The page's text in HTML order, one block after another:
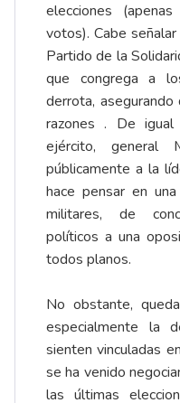
elecciones
votos). Cabe
Partido de la
que congrega a
derrota,
razones . De
ejército, general
públicamente a la
hace pensar en
militares, de
políticos a una
todos planos.
No obstante,
especialmente la
sienten vinculadas
se ha venido
las últimas